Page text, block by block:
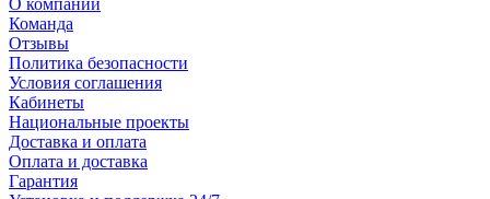
О компании
Команда
Отзывы
Политика безопасности
Условия соглашения
Кабинеты
Национальные проекты
Доставка и оплата
Оплата и доставка
Гарантия